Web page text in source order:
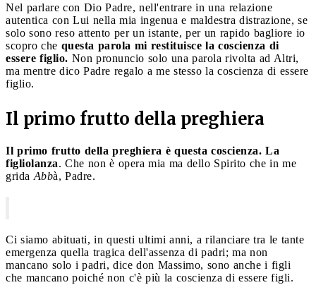
Nel parlare con Dio Padre, nell'entrare in una relazione
autentica con Lui nella mia ingenua e maldestra distrazione, se
solo sono reso attento per un istante, per un rapido bagliore io
scopro che questa parola mi restituisce la coscienza di
essere figlio. Non pronuncio solo una parola rivolta ad Altri,
ma mentre dico Padre regalo a me stesso la coscienza di essere
figlio.
Il primo frutto della preghiera
Il primo frutto della preghiera è questa coscienza. La
figliolanza. Che non è opera mia ma dello Spirito che in me
grida Abbà, Padre.
Ci siamo abituati, in questi ultimi anni, a rilanciare tra le tante
emergenza quella tragica dell'assenza di padri; ma non
mancano solo i padri, dice don Massimo, sono anche i figli
che mancano poiché non c'è più la coscienza di essere figli.